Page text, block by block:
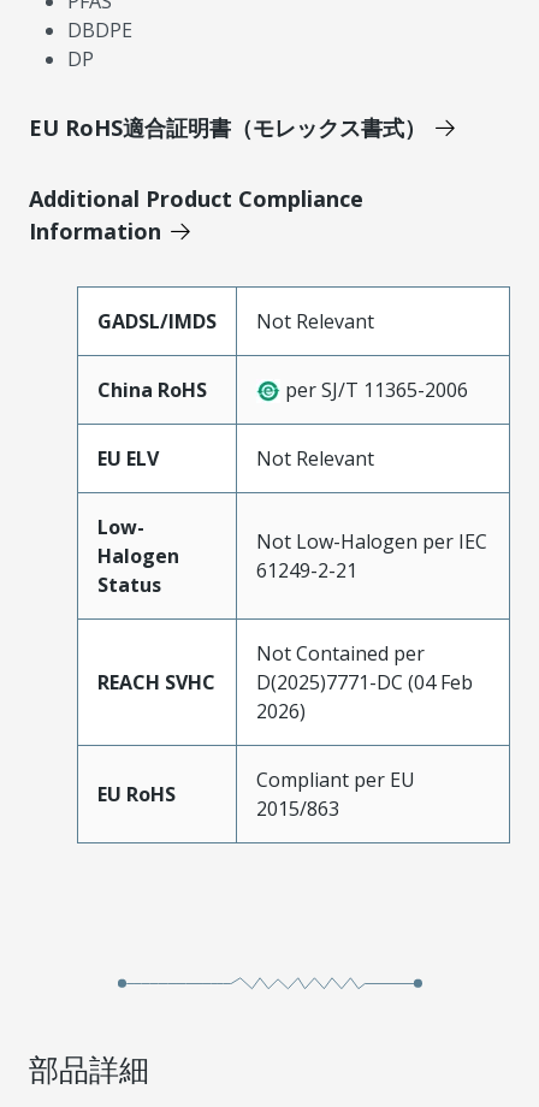
DBDPE
DP
EU RoHS適合証明書（モレックス書式）
Additional Product Compliance
Information
GADSL/IMDS Not Relevant
China RoHS per SJ/T 11365-2006
EU ELV Not Relevant
Low-
Halogen
Status
Not Low-Halogen per IEC
61249-2-21
REACH SVHC
Not Contained per
D(2025)7771-DC (04 Feb
2026)
EU RoHS
Compliant per EU
2015/863
部品詳細